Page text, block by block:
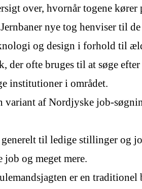
over, hvornår togene
nye tog henviser til
og design i forhold til
der ofte bruges til at søge
institutioner i området.
af Nordjyske job-
til ledige stillinger og
og meget mere.
er en